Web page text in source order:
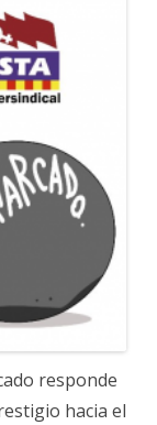
responde
hacia el